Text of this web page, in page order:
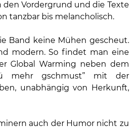
den Vordergrund und die Texte
tanzbar bis melancholisch.
Band keine Mühen gescheut.
modern. So findet man eine
Global Warming neben dem
mehr gschmust” mit der
unabhängig von Herkunft,
auch der Humor nicht zu